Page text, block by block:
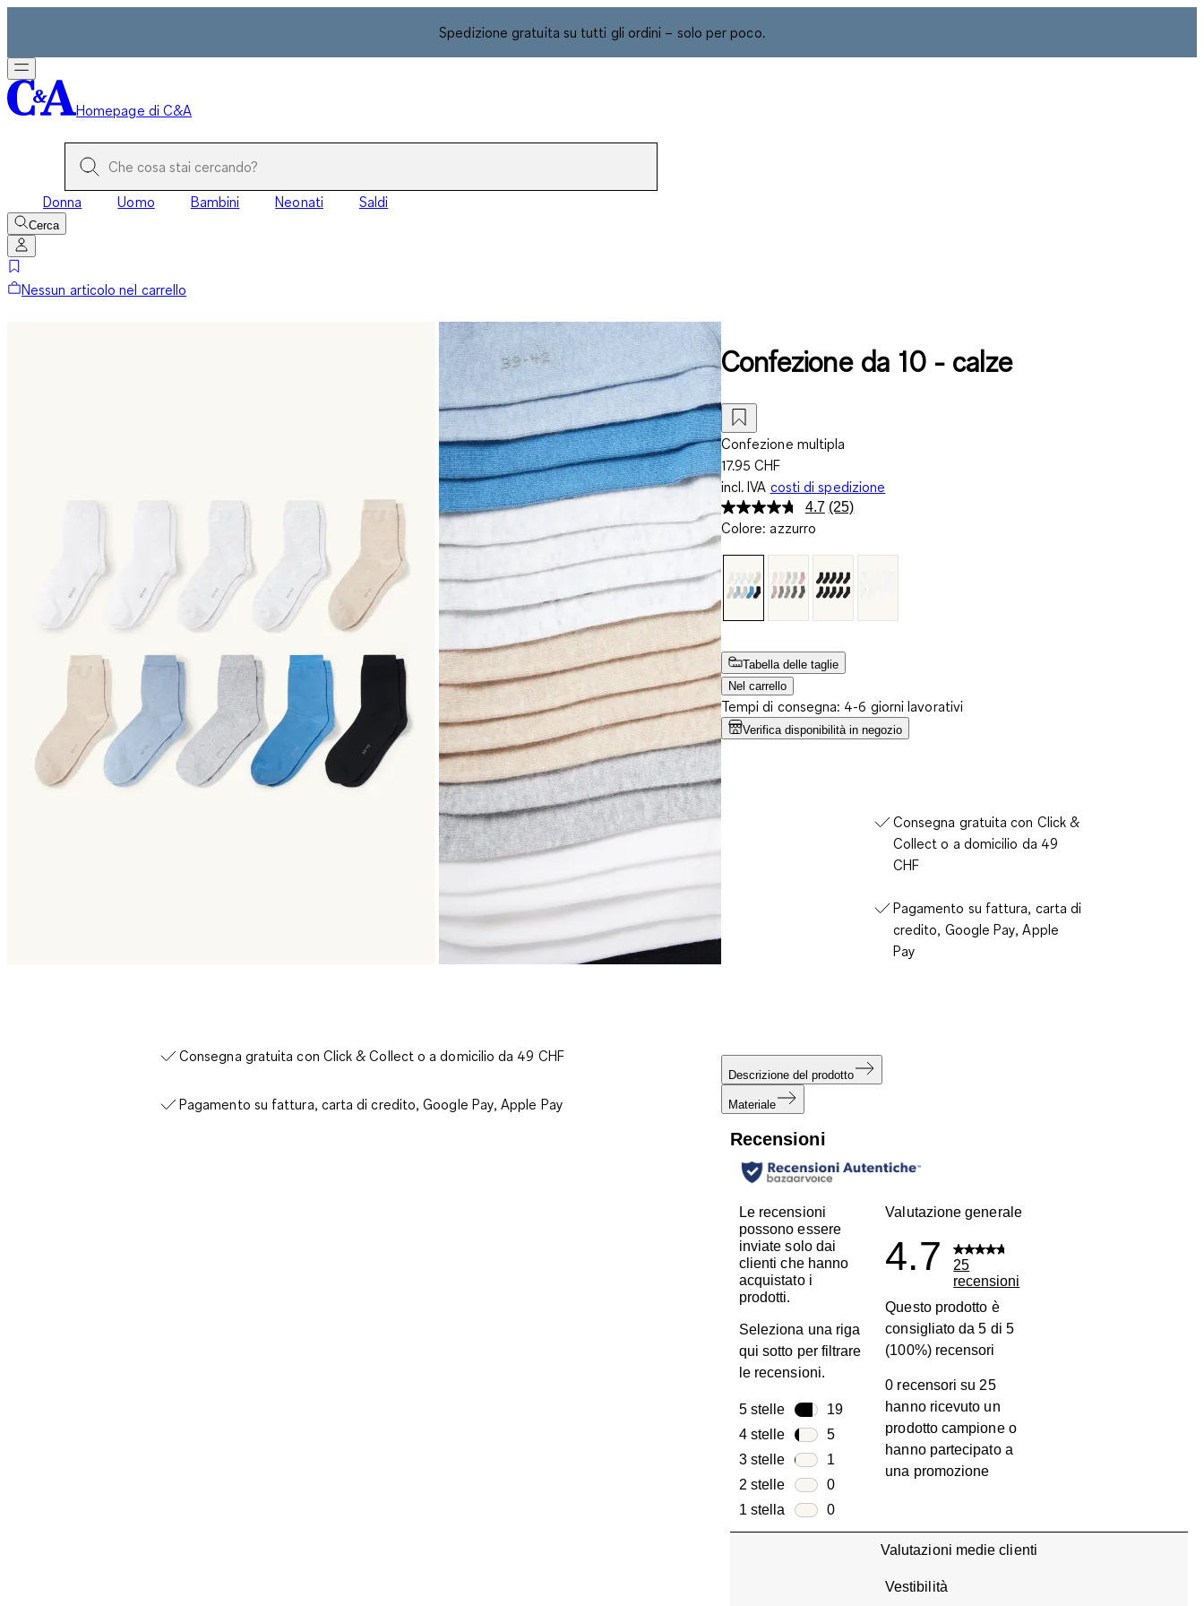
Spedizione gratuita su tutti gli ordini – solo per poco.
Homepage di C&A
Donna Uomo Bambini Neonati Saldi
Cerca
Nessun articolo nel carrello
Consegna gratuita con Click & Collect o a domicilio da 49 CHF
Pagamento su fattura, carta di credito, Google Pay, Apple Pay
Confezione da 10 - calze
Confezione multipla
17.95 CHF
incl. IVA costi di spedizione
4.7 Leggi
Stesso
link
alla
pagina.
(25)
Colore: azzurro
Tabella delle taglie
Nel carrello
Tempi di consegna: 4-6 giorni lavorativi
Verifica disponibilità in negozio
Consegna gratuita con Click &
Collect o a domicilio da 49
CHF
Pagamento su fattura, carta di
credito, Google Pay, Apple
Pay
Descrizione del prodotto
Materiale
Recensioni
Le recensioni
possono essere
inviate solo dai
clienti che hanno
acquistato i
prodotti.
Seleziona una riga
qui sotto per filtrare
le recensioni.
5 stelle stelle
19
19 recensioni con 5 stelle.
4 stelle stelle 5
5 recensioni con 4 stelle.
3 stelle stelle
1
1 recensione con 3 stelle.
2 stelle stelle 0
0 recensioni con 2 stelle.
1 stella stelle 0
0 recensioni con 1 stella.
Valutazione generale
4.7
25
recensioni
Questo prodotto è
consigliato da 5 di 5
(100%) recensori
0 recensori su 25
hanno ricevuto un
prodotto campione o
hanno partecipato a
una promozione
Valutazioni medie clienti
Vestibilità